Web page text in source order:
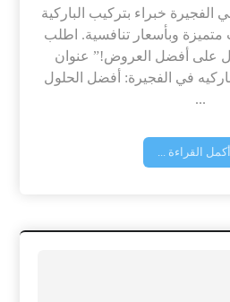
خبراء بتركيب الباركية
وبأسعار تنافسية. اطلب
على أفضل العروض!” عنوان
في الفجيرة: أفضل الحلول
...
أكمل القراءة ...